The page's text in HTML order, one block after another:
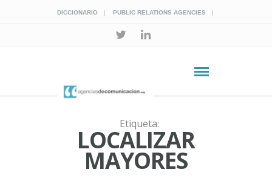
DICCIONARIO PUBLIC RELATIONS AGENCIES
Etiqueta:
LOCALIZAR
MAYORES